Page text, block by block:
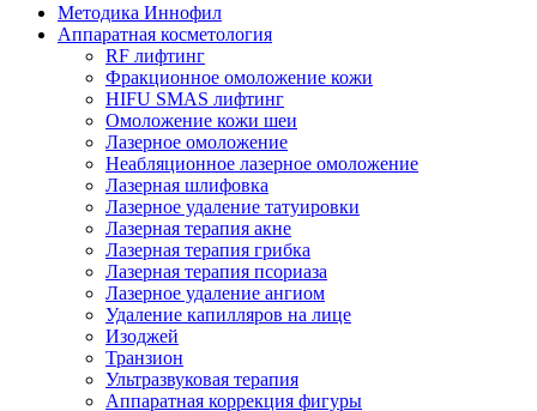
Методика Иннофил
Аппаратная косметология
RF лифтинг
Фракционное омоложение кожи
HIFU SMAS лифтинг
Омоложение кожи шеи
Лазерное омоложение
Неабляционное лазерное омоложение
Лазерная шлифовка
Лазерное удаление татуировки
Лазерная терапия акне
Лазерная терапия грибка
Лазерная терапия псориаза
Лазерное удаление ангиом
Удаление капилляров на лице
Изоджей
Транзион
Ультразвуковая терапия
Аппаратная коррекция фигуры